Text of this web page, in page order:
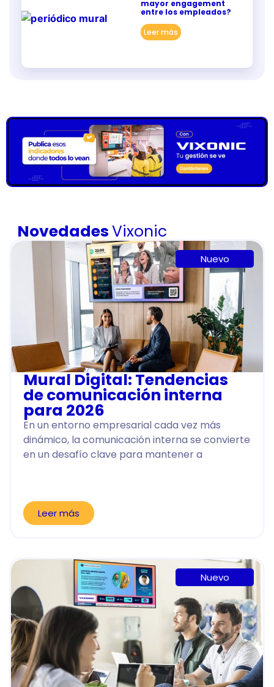
mayor engagement
entre los empleados?
Leer más
NovedadesVixonic
Nuevo
Mural Digital: Tendencias
de comunicación interna
para 2026
En un entorno empresarial cada vez más
dinámico, la comunicación interna se convierte
en un desafío clave para mantener a
Leer más
Nuevo